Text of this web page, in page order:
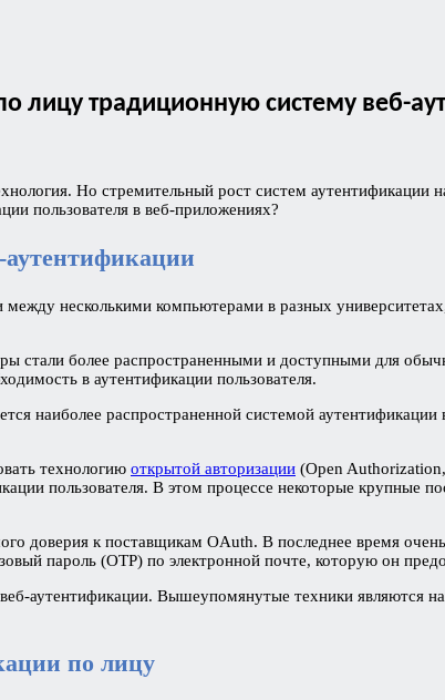
лицу традиционную систему веб-
Но стремительный рост систем аутентификации
пользователя в веб-приложениях?
между несколькими компьютерами в разных
стали более распространенными и доступными для
в аутентификации пользователя.
наиболее распространенной системой
технологию открытой авторизации (Open
пользователя. В этом процессе некоторые крупные
доверия к поставщикам OAuth. В последнее время
пароль (OTP) по электронной почте, которую он
аутентификации. Вышеупомянутые техники являются
по лицу